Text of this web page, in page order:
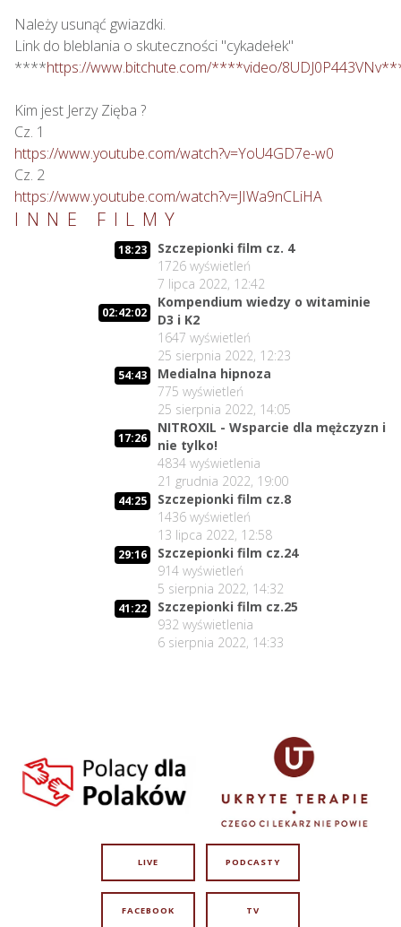
Należy usunąć gwiazdki.
Link do bleblania o skuteczności "cykadełek"
****https://www.bitchute.com/****video/
Kim jest Jerzy Zięba ?
https://www.youtube.com/watch?v=YoU4GD7e-w0
https://www.youtube.com/watch?v=JIWa9nCLiHA
INNE FILMY
18:23
Szczepionki film cz. 4
1726 wyświetleń
7 lipca 2022, 12:42
02:42:02
Kompendium wiedzy o witaminie
D3 i K2
1647 wyświetleń
25 sierpnia 2022, 12:23
54:43
Medialna hipnoza
775 wyświetleń
25 sierpnia 2022, 14:05
17:26
NITROXIL - Wsparcie dla mężczyzn i
nie tylko!
4834 wyświetlenia
21 grudnia 2022, 19:00
44:25
Szczepionki film cz.8
1436 wyświetleń
13 lipca 2022, 12:58
29:16
Szczepionki film cz.24
914 wyświetleń
5 sierpnia 2022, 14:32
41:22
Szczepionki film cz.25
932 wyświetlenia
6 sierpnia 2022, 14:33
LIVE PODCASTY
FACEBOOK TV